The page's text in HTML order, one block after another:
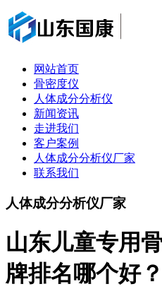
网站首页
骨密度仪
人体成分分析仪
新闻资讯
走进我们
客户案例
人体成分分析仪厂家
联系我们
人体成分分析仪厂家
山东儿童专用
牌排名哪个好？